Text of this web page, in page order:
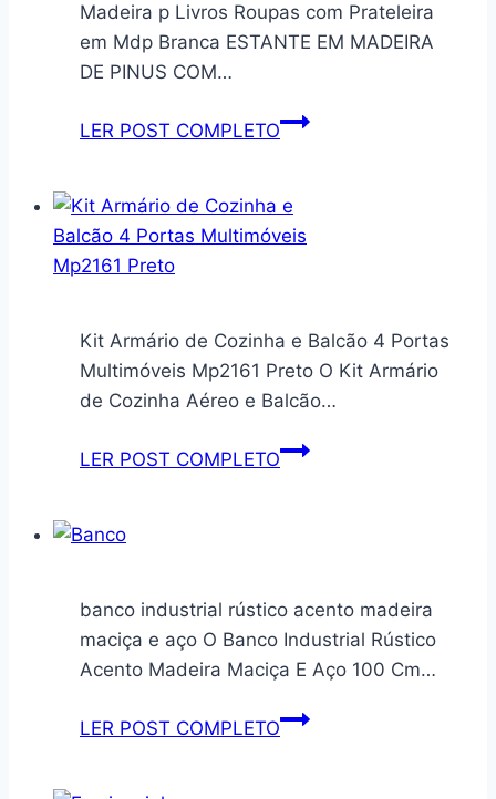
bolsa
tática
pequena
e
câmeras
DSLR/SLR/sem
espelho,
à
cruzado
Madeira p Livros Roupas com Prateleira
em Mdp Branca ESTANTE EM MADEIRA
DE PINUS COM…
LER POST COMPLETOEstante
em
Madeira
Roupas
com
Prateleira
Mdp
Kit Armário de Cozinha e Balcão 4 Portas
Multimóveis Mp2161 Preto O Kit Armário
de Cozinha Aéreo e Balcão…
LER POST COMPLETOKit
4
Portas
Multimóveis
Mp2161
banco industrial rústico acento madeira
maciça e aço O Banco Industrial Rústico
Acento Madeira Maciça E Aço 100 Cm…
LER POST COMPLETObanco